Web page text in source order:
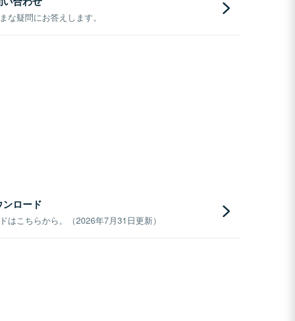
な疑問にお答えします。
ロード
はこちらから。（2026年7月31日更新）